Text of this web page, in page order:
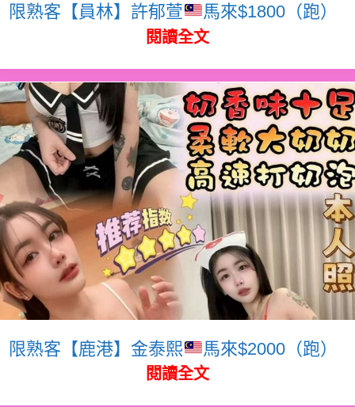
限熟客【員林】許郁萱 馬來$1800（跑）
閱讀全文
限熟客【鹿港】金泰熙 馬來$2000（跑）
閱讀全文